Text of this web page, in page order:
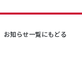
お知らせ一覧にもどる